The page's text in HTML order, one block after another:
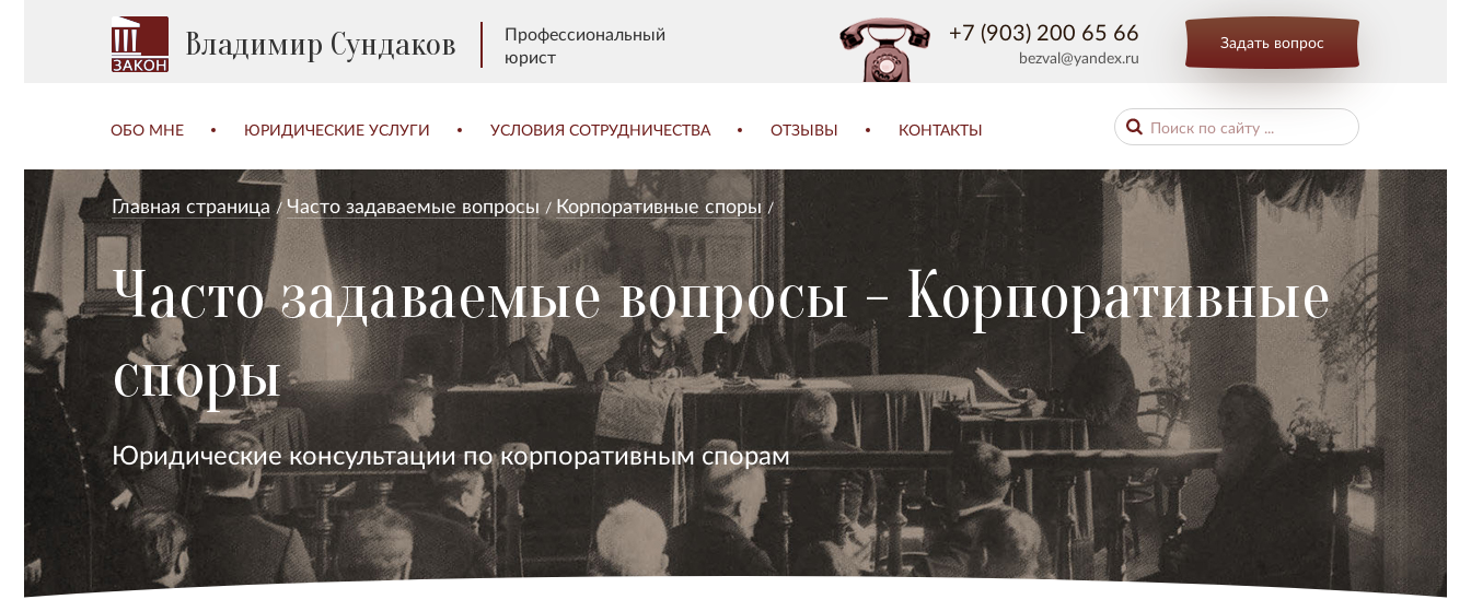
Владимир Сундаков
Профессиональный
юрист
+7 (903) 200 65 66
bezval@yandex.ru
Задать вопрос
ОБО МНЕ ЮРИДИЧЕСКИЕ УСЛУГИ УСЛОВИЯ СОТРУДНИЧЕСТВА ОТЗЫВЫ КОНТАКТЫ
Главная страница Часто задаваемые вопросы Корпоративные споры
Часто задаваемые вопросы - Корпоративные
споры
Юридические консультации по корпоративным спорам